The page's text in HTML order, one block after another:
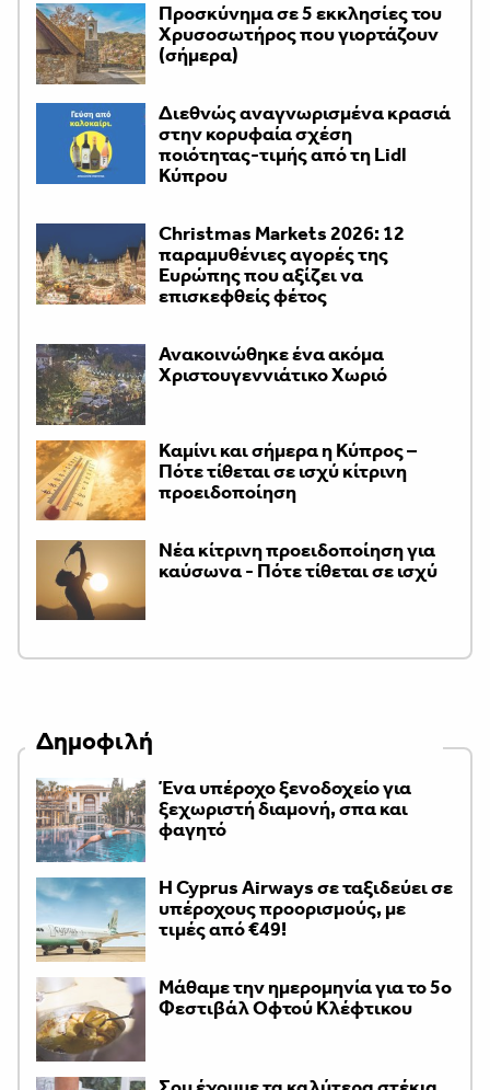
Προσκύνημα σε 5 εκκλησίες του
Χρυσοσωτήρος που γιορτάζουν
(σήμερα)
Διεθνώς αναγνωρισμένα κρασιά
στην κορυφαία σχέση
ποιότητας-τιμής από τη Lidl
Κύπρου
Christmas Markets 2026: 12
παραμυθένιες αγορές της
Ευρώπης που αξίζει να
επισκεφθείς φέτος
Ανακοινώθηκε ένα ακόμα
Χριστουγεννιάτικο Χωριό
Καμίνι και σήμερα η Κύπρος –
Πότε τίθεται σε ισχύ κίτρινη
προειδοποίηση
Νέα κίτρινη προειδοποίηση για
καύσωνα - Πότε τίθεται σε ισχύ
Δημοφιλή
Ένα υπέροχο ξενοδοχείο για
ξεχωριστή διαμονή, σπα και
φαγητό
H Cyprus Airways σε ταξιδεύει σε
υπέροχους προορισμούς, με
τιμές από €49!
Μάθαμε την ημερομηνία για το 5ο
Φεστιβάλ Οφτού Κλέφτικου